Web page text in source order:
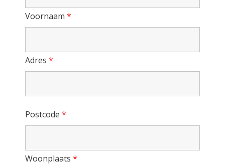
Voornaam *
Adres *
Postcode *
Woonplaats *